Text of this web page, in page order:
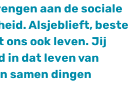
aan de sociale
Alsjeblieft, beste
ons ook leven. Jij
in dat leven van
samen dingen